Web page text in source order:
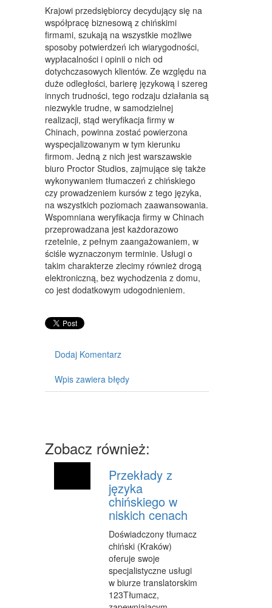
BIZNES ONLINE
BIŻUTERIA
DLA DZIECI
MEBLE
WYPOSAŻENIE WNĘTRZ
WYPOSAŻENIE ŁAZIENKI
ODZIEŻ
SPORT
ELEKTRONIKA, RTV, AGD
ART. DLA ZWIERZĄT
OGRÓD, ROŚLINY
CHEMIA
ART. SPOŻYWCZE
SPRZĘT
MASZYNY
PRZEWÓZ
TRANSPORT
CZĘŚCI SAMOCHODOWE
WYNAJEM
USŁUGI MOTORYZACYJNE
SALONY, KOMISY
PUBLIC RELATIONS
Krajowi przedsiębiorcy decydujący się na
współpracę biznesową z chińskimi
firmami, szukają na wszystkie możliwe
sposoby potwierdzeń ich wiarygodności,
wypłacalności i opinii o nich od
dotychczasowych klientów. Ze względu na
duże odległości, barierę językową i szereg
innych trudności, tego rodzaju działania są
niezwykle trudne, w samodzielnej
realizacji, stąd weryfikacja firmy w
Chinach, powinna zostać powierzona
wyspecjalizowanym w tym kierunku
firmom. Jedną z nich jest warszawskie
biuro Proctor Studios, zajmujące się także
wykonywaniem tłumaczeń z chińskiego
czy prowadzeniem kursów z tego języka,
na wszystkich poziomach zaawansowania.
Wspomniana weryfikacja firmy w Chinach
przeprowadzana jest każdorazowo
rzetelnie, z pełnym zaangażowaniem, w
ściśle wyznaczonym terminie. Usługi o
takim charakterze zlecimy również drogą
elektroniczną, bez wychodzenia z domu,
co jest dodatkowym udogodnieniem.
Dodaj Komentarz
Wpis zawiera błędy
Zobacz również:
Przekłady z
języka
chińskiego w
niskich cenach
Doświadczony tłumacz
chiński (Kraków)
oferuje swoje
specjalistyczne usługi
w biurze translatorskim
123Tłumacz,